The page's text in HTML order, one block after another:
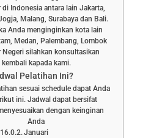
di Indonesia antara lain Jakarta,
Malang, Surabaya dan Bali.
Anda menginginkan kota lain
Medan, Palembang, Lombok
Negeri silahkan konsultasikan
kembali kapada kami.
Pelatihan Ini?
sesuai schedule dapat Anda
ini. Jadwal dapat bersifat
dengan keinginan
Anda
Januari